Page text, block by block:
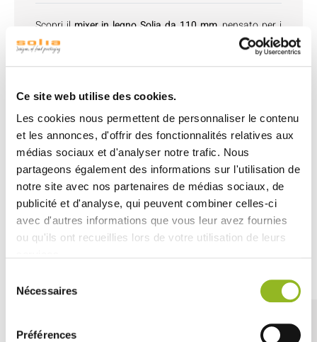
Ce site web utilise des cookies.
Les cookies nous permettent de personnaliser le contenu
et les annonces, d'offrir des fonctionnalités relatives aux
médias sociaux et d'analyser notre trafic. Nous
partageons également des informations sur l'utilisation de
notre site avec nos partenaires de médias sociaux, de
publicité et d'analyse, qui peuvent combiner celles-ci
avec d'autres informations que vous leur avez fournies
ou qu'ils ont recueillies lors de votre utilisation de leurs
Nécessaires
Préférences
Scopri il mixer in legno Solia da 110 mm, pensato per i
professionisti che cercano efficienza e comodità.
Ogni confezione contiene 10.000 mixer in legno naturale,
distribuzione semplice e veloce.
Adatto per ambienti di ristorazione, uffici e eventi,
questo mixer in legno garantisce un'esperienza piacevole
nella preparazione e nel servizio di bevande calde o
fredde.
Disponibile in 2 formati: 110 mm e 140 mm